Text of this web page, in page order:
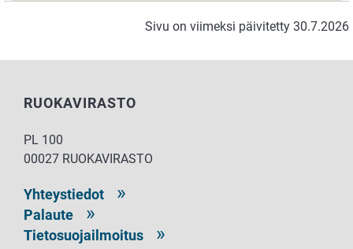
Sivu on viimeksi päivitetty 30.7.2026
RUOKAVIRASTO
PL 100
00027 RUOKAVIRASTO
Yhteystiedot
Palaute
Tietosuojailmoitus